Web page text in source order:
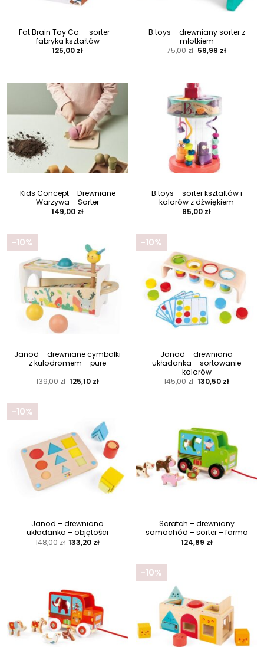
Fat Brain Toy Co. – sorter –
fabryka kształtów
125,00 zł
B.toys – drewniany sorter z
młotkiem
75,00zł Pierwotna
cena
59,99 złAktualna
Kids Concept – Drewniane
Warzywa – Sorter
149,00 zł
B.toys – sorter kształtów i
kolorów z dźwiękiem
85,00 zł
-10%
Janod – drewniane cymbałki
z kulodromem – pure
139,00zł Pierwotna
cena
125,10 złAktualna
-10%
Janod – drewniana
układanka – sortowanie
kolorów
145,00zł Pierwotna
cena
130,50 złAktualna
-10%
Janod – drewniana
układanka – objętości
148,00zł Pierwotna
cena
133,20 złAktualna
Scratch – drewniany
samochód – sorter – farma
124,89 zł
-10%